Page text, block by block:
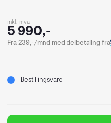
inkl. mva
5 990,-
Fra 239,-/mnd med delbetaling fra
Bestillingsvare